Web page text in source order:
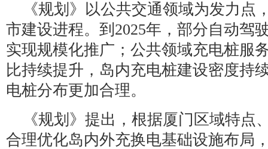
《规划》以公共交通领域为发力点
市建设进程。到2025年，部分自动驾
实现规模化推广；公共领域充电桩服
比持续提升，岛内充电桩建设密度持
电桩分布更加合理。
《规划》提出，根据厦门区域特点
合理优化岛内外充换电基础设施布局